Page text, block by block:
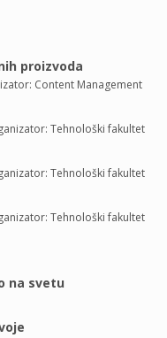
proizvoda
Content Management
Tehnološki fakultet
Tehnološki fakultet
Tehnološki fakultet
na svetu